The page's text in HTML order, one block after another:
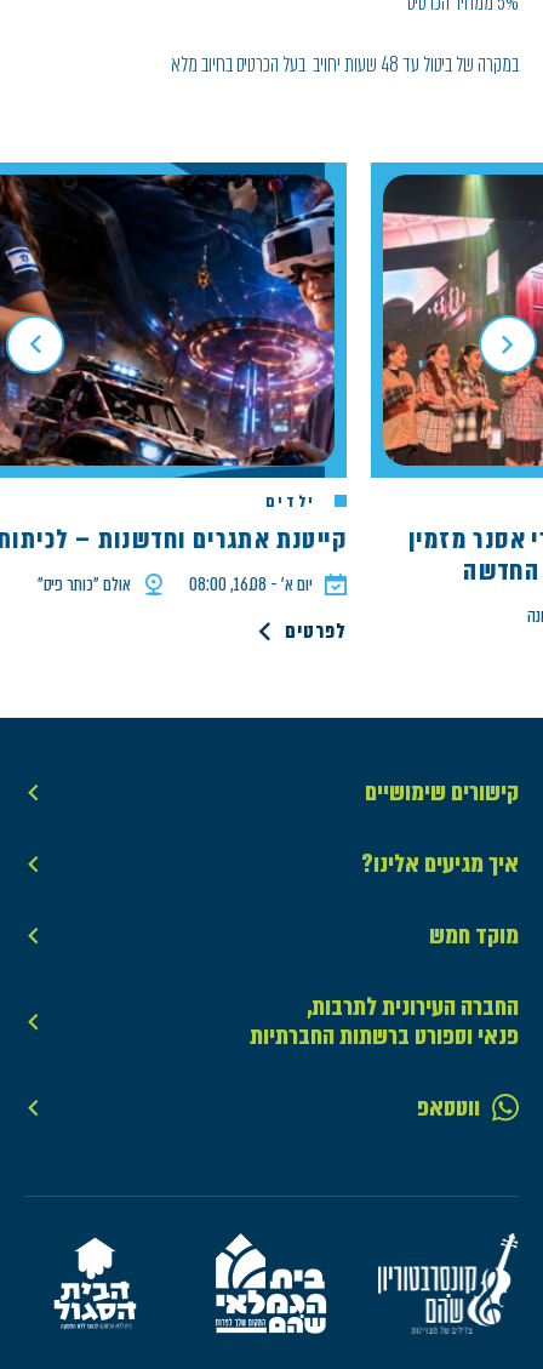
במקרה של ביטול עד 48 שעות יחויב בעל הכרטיס בחיוב מלא
אסנר מזמין
ילדים
קייטנת אתגרים וחדשנות – לכיתות
יום א׳ - 16.08, 08:00 אולם ״כותר פיס״
לפרטים
קישורים שימושיים
איך מגיעים אלינו?
מוקד חמש
החברה העירונית לתרבות,
פנאי וספורט ברשתות החברתיות
ווטסאפ